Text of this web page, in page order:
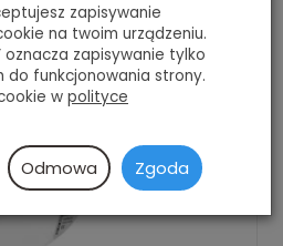
zapisywanie
na twoim urządzeniu.
oznacza zapisywanie tylko
do funkcjonowania strony.
w polityce
Odmowa Zgoda